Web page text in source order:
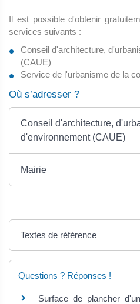
Il est possible d'obtenir
services suivants :
Conseil d'architecture,
(CAUE)
Service de l'urbanisme de la
Où s’adresser ?
Conseil d'architecture,
d'environnement (CAUE)
Mairie
Textes de référence
Questions ? Réponses !
Surface de plancher